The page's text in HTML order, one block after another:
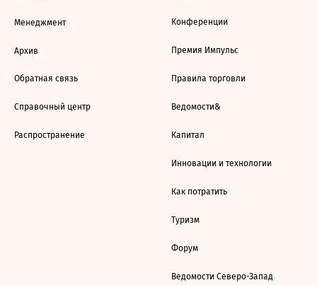
Менеджмент
Архив
Обратная связь
Справочный центр
Распространение
Конференции
Премия Импульс
Правила торговли
Ведомости&
Капитал
Инновации и технологии
Как потратить
Туризм
Форум
Ведомости Северо-Запад